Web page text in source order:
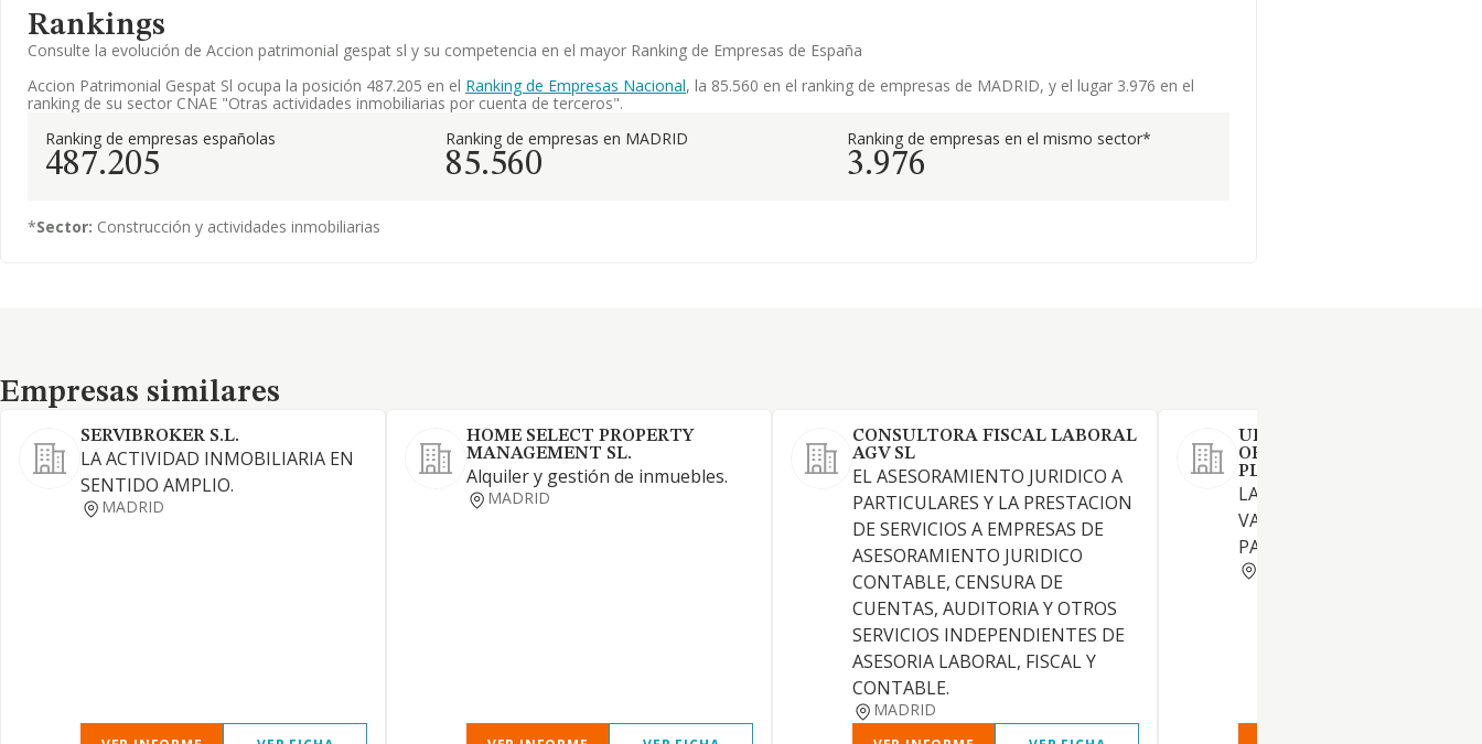
Rankings
Consulte la evolución de Accion patrimonial gespat sl y su competencia en el mayor Ranking de Empresas de España
Accion Patrimonial Gespat Sl ocupa la posición 487.205 en el Ranking de Empresas Nacional, la 85.560 en el ranking de empresas de MADRID, y el lugar 3.976 en el
ranking de su sector CNAE "Otras actividades inmobiliarias por cuenta de terceros".
Ranking de empresas españolas
487.205
Ranking de empresas en MADRID
85.560
Ranking de empresas en el mismo sector*
3.976
*Sector: Construcción y actividades inmobiliarias
Empresas similares
Empresas similares
SERVIBROKER S.L.
LA ACTIVIDAD INMOBILIARIA EN
SENTIDO AMPLIO.
MADRID
HOME SELECT PROPERTY
MANAGEMENT SL.
Alquiler y gestión de inmuebles.
MADRID
CONSULTORA FISCAL LABORAL
AGV SL
EL ASESORAMIENTO JURIDICO A
PARTICULARES Y LA PRESTACION
DE SERVICIOS A EMPRESAS DE
ASESORAMIENTO JURIDICO
CONTABLE, CENSURA DE
CUENTAS, AUDITORIA Y OTROS
SERVICIOS INDEPENDIENTES DE
ASESORIA LABORAL, FISCAL Y
CONTABLE.
MADRID
URBALIA URBANISMO
ORDENACION DEL
PLANEAMIENTO Y
LA TENENCIA DE TITULOS
VALORES
PARTICIPACIONES EN